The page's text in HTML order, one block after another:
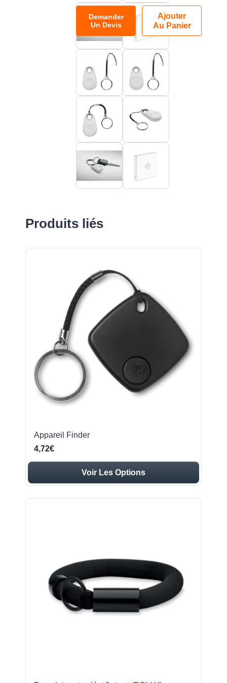
Demander
Un Devis
Ajouter
Au Panier
Produits liés
Appareil Finder
4,72€
Voir Les Options